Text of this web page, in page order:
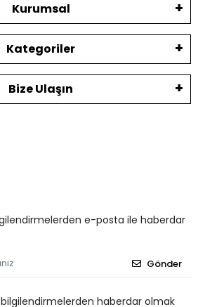
Kurumsal
Kategoriler
Bize Ulaşın
e-posta ile haberdar
Gönder
haberdar olmak